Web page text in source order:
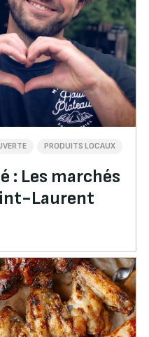
PRODUITS LOCAUX
: Les marchés
Laurent